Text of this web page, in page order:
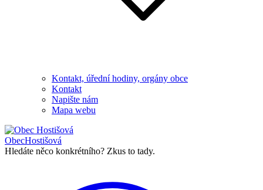
Kontakt, úřední hodiny, orgány obce
Kontakt
Napište nám
Mapa webu
ObecHostišová
Hledáte něco konkrétního? Zkus to tady.